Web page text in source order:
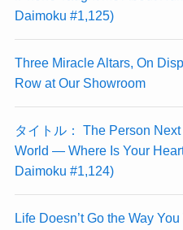
Daimoku #1,125)
Three Miracle Altars, On
Row at Our Showroom
タイトル： The Person
World — Where Is Your
Daimoku #1,124)
Life Doesn’t Go the Way